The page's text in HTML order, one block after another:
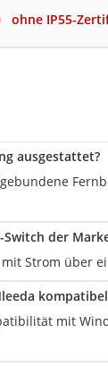
ohne IP55-
ausgestattet?
der
Strom über
mit